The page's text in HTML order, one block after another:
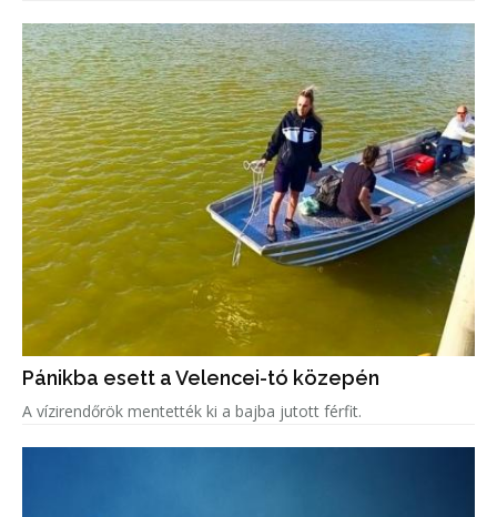
Pánikba esett a Velencei-tó közepén
A vízirendőrök mentették ki a bajba jutott férfit.